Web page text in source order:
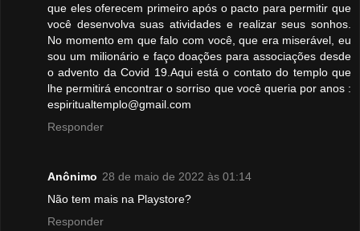
que eles oferecem primeiro após o pacto para permitir que
você desenvolva suas atividades e realizar seus sonhos.
No momento em que falo com você, que era miserável, eu
sou um milionário e faço doações para associações desde
o advento da Covid 19.Aqui está o contato do templo que
lhe permitirá encontrar o sorriso que você queria por anos :
espiritualtemplo@gmail.com
Responder
Anônimo 28 de maio de 2022 às 01:14
Não tem mais na Playstore?
Responder